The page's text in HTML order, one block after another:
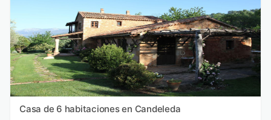
Casa de 6 habitaciones en Candeleda